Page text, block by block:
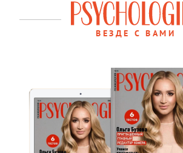
ВЕЗДЕ С ВАМИ